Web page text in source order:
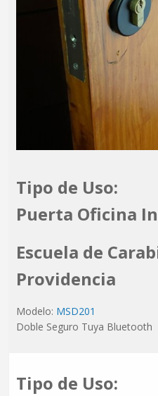
Tipo de Uso:
Puerta Oficina
Escuela de
Providencia
Modelo: MSD201
Doble Seguro Tuya Bluetooth
Tipo de Uso: